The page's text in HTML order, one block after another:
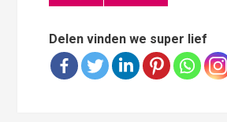
Delen vinden we super lief